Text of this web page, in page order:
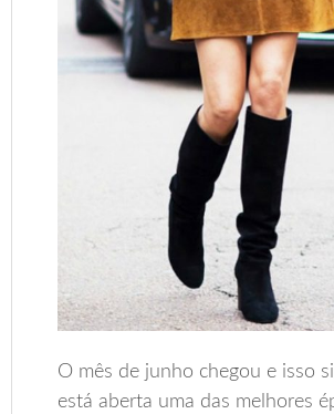
O mês de junho chegou e isso
está aberta uma das melhores